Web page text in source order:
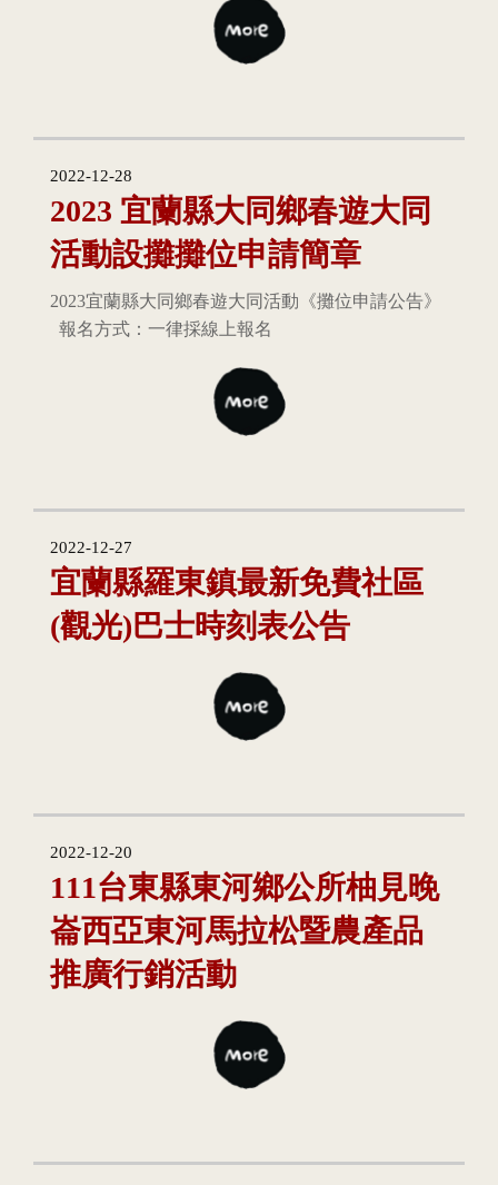
2022-12-28
2023 宜蘭縣大同鄉春遊大同
活動設攤攤位申請簡章
2023宜蘭縣大同鄉春遊大同活動《攤位申請公告》
報名方式：一律採線上報名
2022-12-27
宜蘭縣羅東鎮最新免費社區
(觀光)巴士時刻表公告
2022-12-20
111台東縣東河鄉公所柚見晚
崙西亞東河馬拉松暨農產品
推廣行銷活動